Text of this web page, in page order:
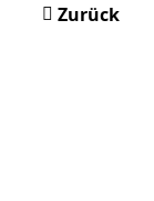
Zurück